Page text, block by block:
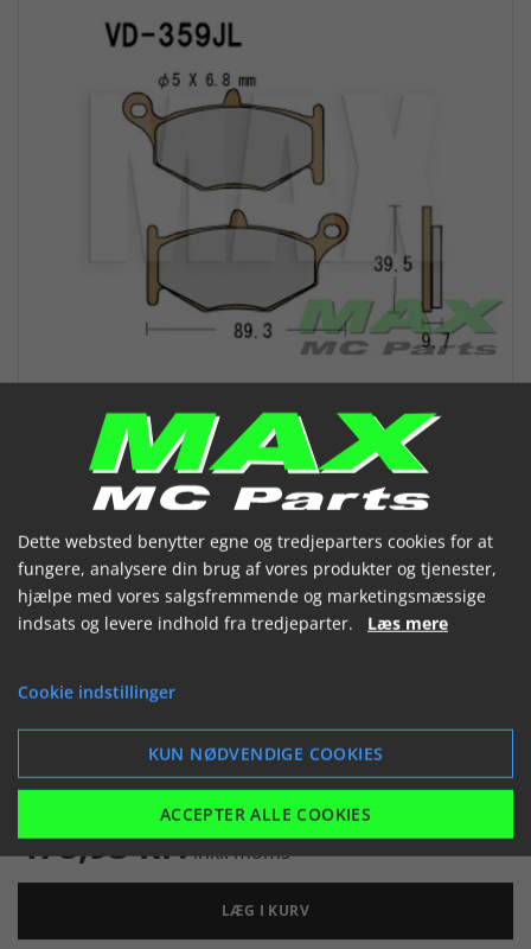
VESRAH Bremseklodser VD359JL
(VD-359JL)
 

478,93 kr.inkl. moms
LÆG I KURV
Dette websted benytter egne og tredjeparters cookies for at
fungere, analysere din brug af vores produkter og tjenester,
hjælpe med vores salgsfremmende og marketingsmæssige
indsats og levere indhold fra tredjeparter. Læs mere
Cookie indstillinger
KUN NØDVENDIGE COOKIES
ACCEPTER ALLE COOKIES